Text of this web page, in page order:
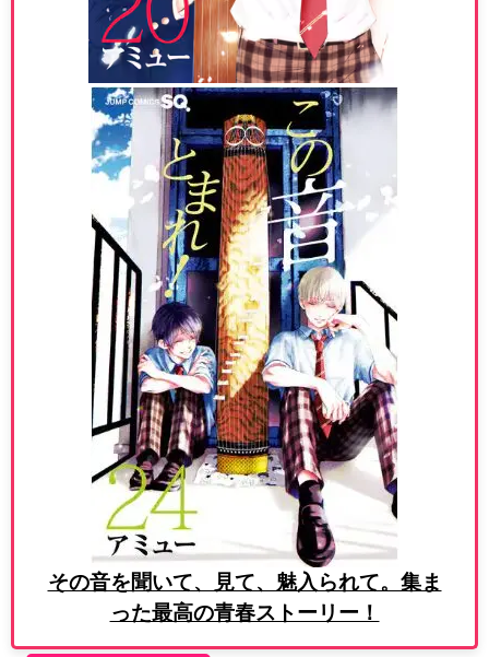
その音を聞いて、見て、魅入られて。集ま
った最高の青春ストーリー！